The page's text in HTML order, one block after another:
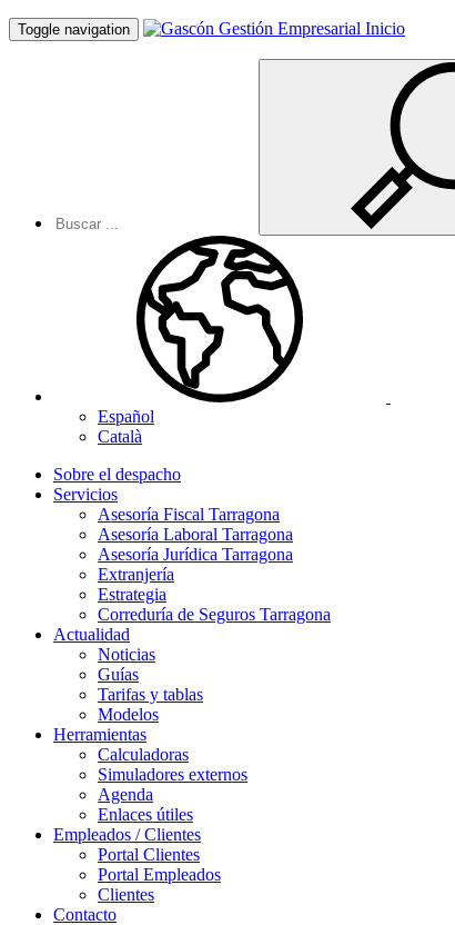
Toggle navigation Inicio
Español
Català
Sobre el despacho
Servicios
Asesoría Fiscal Tarragona
Asesoría Laboral Tarragona
Asesoría Jurídica Tarragona
Extranjería
Estrategia
Correduría de Seguros Tarragona
Actualidad
Noticias
Guías
Tarifas y tablas
Modelos
Herramientas
Calculadoras
Simuladores externos
Agenda
Enlaces útiles
Empleados / Clientes
Portal Clientes
Portal Empleados
Clientes
Contacto